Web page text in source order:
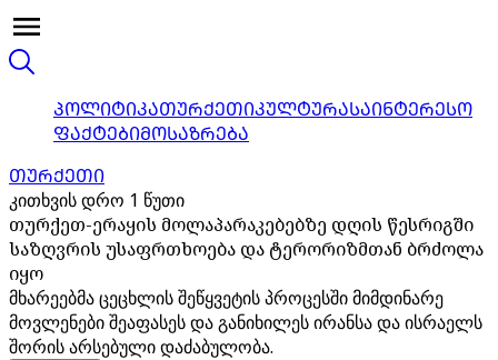
ᲞᲝᲚᲘᲢᲘᲙᲐᲗᲣᲠᲥᲔᲗᲘᲙᲣᲚᲢᲣᲠᲐᲡᲐᲘᲜᲢᲔᲠᲔᲡᲝ
ᲤᲐᲥᲢᲔᲑᲘᲛᲝᲡᲐᲖᲠᲔᲑᲐ
ᲗᲣᲠᲥᲔᲗᲘ
კითხვის დრო 1 წუთი
თურქეთ-ერაყის მოლაპარაკებებზე დღის წესრიგში
საზღვრის უსაფრთხოება და ტერორიზმთან ბრძოლა
იყო
მხარეებმა ცეცხლის შეწყვეტის პროცესში მიმდინარე
მოვლენები შეაფასეს და განიხილეს ირანსა და ისრაელს
შორის არსებული დაძაბულობა.